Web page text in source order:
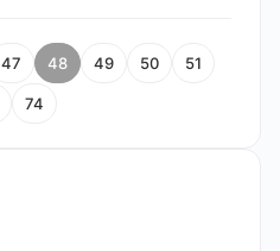
47 48 49 50 51
74